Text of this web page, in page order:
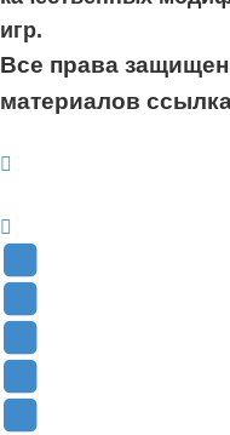
игр.
Все права
материалов